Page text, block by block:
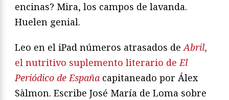
encinas? Mira, los campos de lavanda.
Huelen genial.
Leo en el iPad números atrasados deAbril,
el nutritivo suplemento literario deEl
Periódico de España capitaneado por Álex
Sàlmon. Escribe José María de Loma sobre